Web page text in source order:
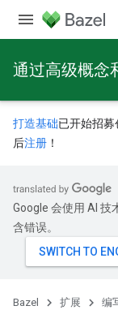
通过高级概念
打造基础已开始招募
后注册 ！
Google 会使用 AI 技
含错误。
Bazel 扩展 编